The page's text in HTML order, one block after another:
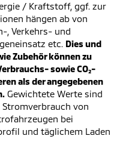
/ Kraftstoff, ggf. zur
hängen ab von
, Verkehrs- und
etc. Dies und
Zubehör können zu
sowie CO₂-
als der angegebenen
Gewichtete Werte sind
von
bei
und täglichem Laden